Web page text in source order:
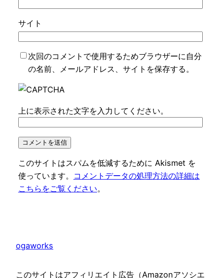
サイト
次回のコメントで使用するためブラウザーに自分
の名前、メールアドレス、サイトを保存する。
上に表示された文字を入力してください。
このサイトはスパムを低減するために Akismet を
使っています。
コメントデータの処理方法の詳細は
こちらをご覧ください。
ogaworks
このサイトはアフィリエイト広告（Amazonアソシエ